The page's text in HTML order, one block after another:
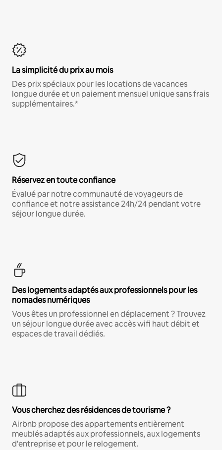
La simplicité du prix au mois
Des prix spéciaux pour les locations de vacances
longue durée et un paiement mensuel unique sans frais
supplémentaires.*
Réservez en toute confiance
Évalué par notre communauté de voyageurs de
confiance et notre assistance 24h/24 pendant votre
séjour longue durée.
Des logements adaptés aux professionnels pour les
nomades numériques
Vous êtes un professionnel en déplacement ? Trouvez
un séjour longue durée avec accès wifi haut débit et
espaces de travail dédiés.
Vous cherchez des résidences de tourisme ?
Airbnb propose des appartements entièrement
meublés adaptés aux professionnels, aux logements
d'entreprise et pour le relogement.